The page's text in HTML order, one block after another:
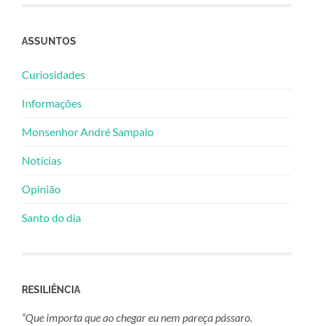
ASSUNTOS
Curiosidades
Informações
Monsenhor André Sampaio
Notícias
Opinião
Santo do dia
RESILIÊNCIA
“Que importa que ao chegar eu nem pareça pássaro.